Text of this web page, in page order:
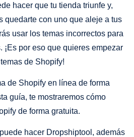
hacer que tu tienda triunfe y,
quedarte con uno que aleje a tus
usar los temas incorrectos para
¡Es por eso que quieres empezar
de Shopify!
de Shopify en línea de forma
guía, te mostraremos cómo
de forma gratuita.
hacer Dropshiptool, además